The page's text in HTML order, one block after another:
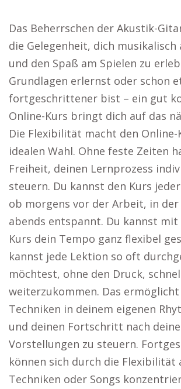
Das Beherrschen der Akustik-
die Gelegenheit, dich musikalisch
und den Spaß am Spielen zu
Grundlagen erlernst oder schon
fortgeschrittener bist – ein gut
Online-Kurs bringt dich auf das
Die Flexibilität macht den Online-
idealen Wahl. Ohne feste Zeiten
Freiheit, deinen Lernprozess
steuern. Du kannst den Kurs
ob morgens vor der Arbeit, in der
abends entspannt. Du kannst mit
Kurs dein Tempo ganz flexibel
kannst jede Lektion so oft
möchtest, ohne den Druck,
weiterzukommen. Das
Techniken in deinem eigenen
und deinen Fortschritt nach
Vorstellungen zu steuern.
können sich durch die Flexibilität
Techniken oder Songs